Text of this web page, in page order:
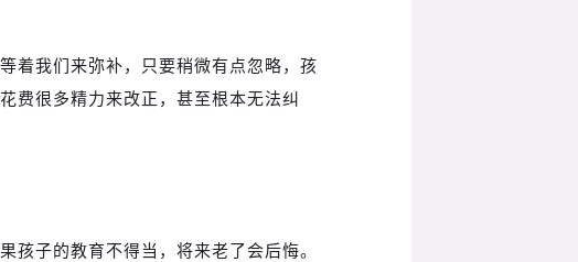
着我们来弥补，只要稍微有点忽略，孩
费很多精力来改正，甚至根本无法纠
孩子的教育不得当，将来老了会后悔。